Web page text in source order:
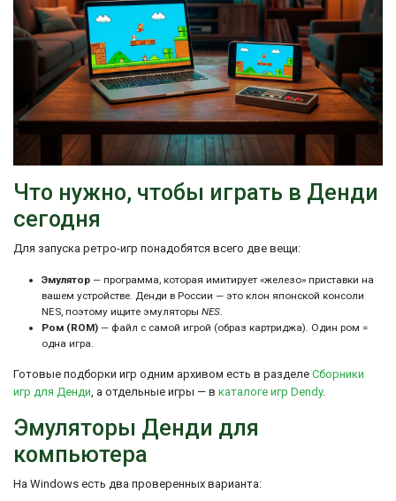
Что нужно, чтобы играть в Денди
сегодня
Для запуска ретро-игр понадобятся всего две вещи:
Эмулятор — программа, которая имитирует «железо» приставки на
вашем устройстве. Денди в России — это клон японской консоли
NES, поэтому ищите эмуляторы NES.
Ром (ROM) — файл с самой игрой (образ картриджа). Один ром =
одна игра.
Готовые подборки игр одним архивом есть в разделе Сборники
игр для Денди, а отдельные игры — в каталоге игр Dendy.
Эмуляторы Денди для
компьютера
На Windows есть два проверенных варианта: